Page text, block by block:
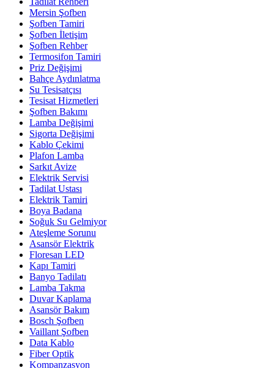
Mersin Şofben
Şofben Tamiri
Şofben İletişim
Şofben Rehber
Termosifon Tamiri
Priz Değişimi
Bahçe Aydınlatma
Su Tesisatçısı
Tesisat Hizmetleri
Şofben Bakımı
Lamba Değişimi
Sigorta Değişimi
Kablo Çekimi
Plafon Lamba
Sarkıt Avize
Elektrik Servisi
Tadilat Ustası
Elektrik Tamiri
Boya Badana
Soğuk Su Gelmiyor
Ateşleme Sorunu
Asansör Elektrik
Floresan LED
Kapı Tamiri
Banyo Tadilatı
Lamba Takma
Duvar Kaplama
Asansör Bakım
Bosch Şofben
Vaillant Şofben
Data Kablo
Fiber Optik
Kompanzasyon